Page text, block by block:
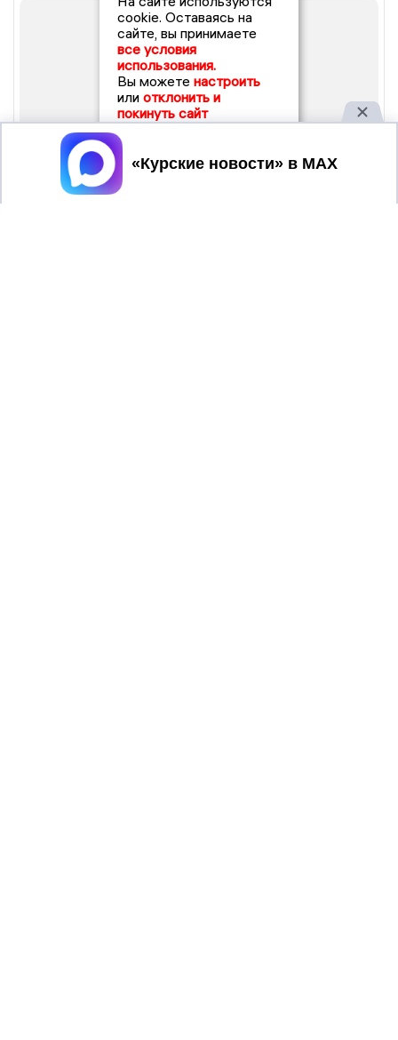
cookie. Оставаясь на
сайте, вы принимаете
все условия
использования.
Вы можете настроить
или отклонить и
покинуть сайт
Принять